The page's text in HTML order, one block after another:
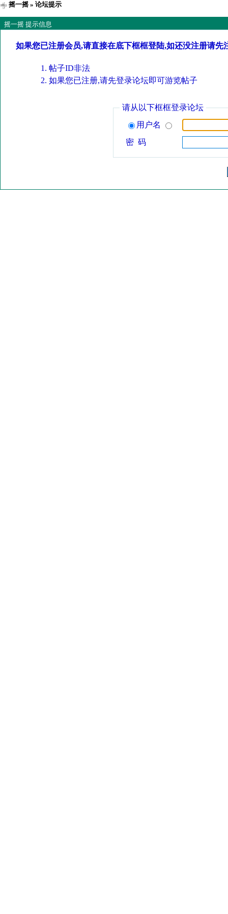
摇一摇» 论坛提示
摇一摇 提示信息
如果您已注册会员,请直接在底下框框登陆,如还没注册请先
帖子ID非法
如果您已注册,请先登录论坛即可游览帖子
请从以下框框登录论坛
用户名
密 码